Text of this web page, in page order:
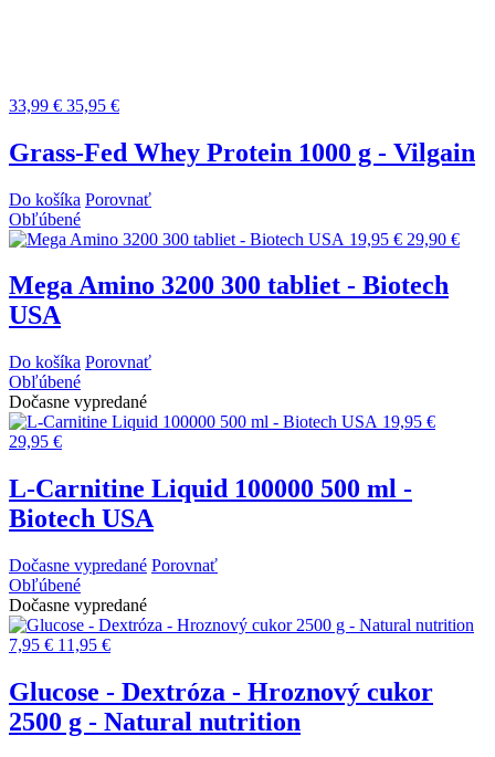
33,99 € 35,95 €
Grass-Fed Whey Protein 1000 g - Vilgain
Do košíka Porovnať
Obľúbené
19,95 € 29,90 €
Mega Amino 3200 300 tabliet - Biotech
USA
Do košíka Porovnať
Obľúbené
Dočasne vypredané
19,95 €
29,95 €
L-Carnitine Liquid 100000 500 ml -
Biotech USA
Dočasne vypredané Porovnať
Obľúbené
Dočasne vypredané
7,95 € 11,95 €
Glucose - Dextróza - Hroznový cukor
2500 g - Natural nutrition